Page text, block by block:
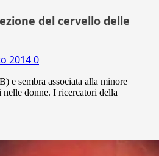
del cervello delle
20140
e sembra associata alla minore
donne. I ricercatori della